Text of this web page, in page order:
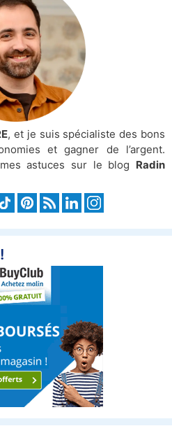
, et je suis spécialiste des bons
et gagner de l’argent.
astuces sur le blog Radin